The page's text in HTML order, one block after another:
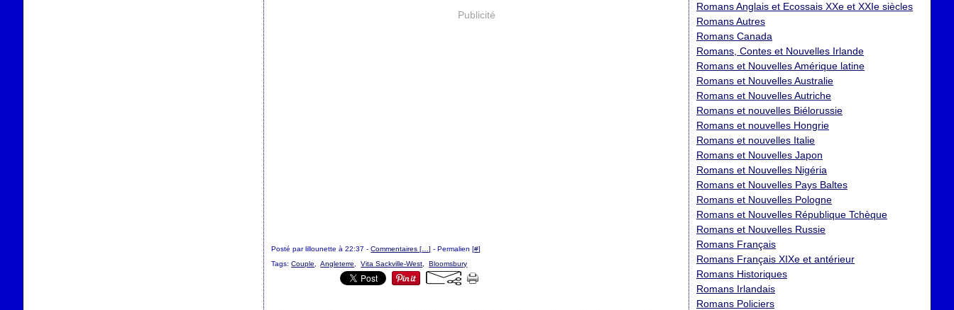
Publicité
Posté par lillounette à 22:37 -Commentaires [ …] - Permalien [#]
Tags:Couple ,Angleterre ,Vita Sackville-West ,Bloomsbury
Romans Anglais et Ecossais XXe et XXIe siècles
Romans Autres
Romans Canada
Romans, Contes et Nouvelles Irlande
Romans et Nouvelles Amérique latine
Romans et Nouvelles Australie
Romans et Nouvelles Autriche
Romans et nouvelles Biélorussie
Romans et nouvelles Hongrie
Romans et nouvelles Italie
Romans et Nouvelles Japon
Romans et Nouvelles Nigéria
Romans et Nouvelles Pays Baltes
Romans et Nouvelles Pologne
Romans et Nouvelles République Tchèque
Romans et Nouvelles Russie
Romans Français
Romans Français XIXe et antérieur
Romans Historiques
Romans Irlandais
Romans Policiers